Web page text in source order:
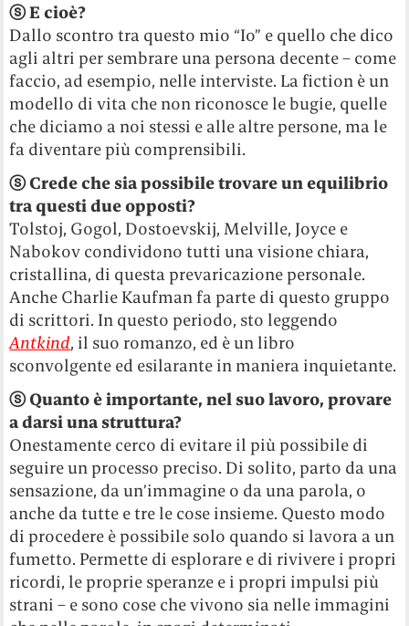
ⓢE cioè?
Dallo scontro tra questo mio “Io” e quello che dico
agli altri per sembrare una persona decente – come
faccio, ad esempio, nelle interviste. La fiction è un
modello di vita che non riconosce le bugie, quelle
che diciamo a noi stessi e alle altre persone, ma le
fa diventare più comprensibili.
ⓢCrede che sia possibile trovare un equilibrio
tra questi due opposti?
Tolstoj, Gogol, Dostoevskij, Melville, Joyce e
Nabokov condividono tutti una visione chiara,
cristallina, di questa prevaricazione personale.
Anche Charlie Kaufman fa parte di questo gruppo
di scrittori. In questo periodo, sto leggendo
Antkind, il suo romanzo, ed è un libro
sconvolgente ed esilarante in maniera inquietante.
ⓢQuanto è importante, nel suo lavoro, provare
a darsi una struttura?
Onestamente cerco di evitare il più possibile di
seguire un processo preciso. Di solito, parto da una
sensazione, da un’immagine o da una parola, o
anche da tutte e tre le cose insieme. Questo modo
di procedere è possibile solo quando si lavora a un
fumetto. Permette di esplorare e di rivivere i propri
ricordi, le proprie speranze e i propri impulsi più
strani – e sono cose che vivono sia nelle immagini